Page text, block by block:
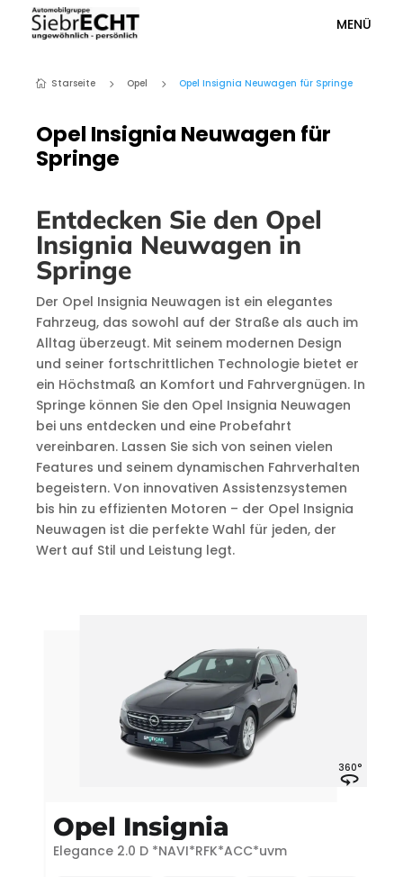
MENÜ
 Starseite 5 Opel 5 Opel Insignia Neuwagen für Springe
Opel Insignia Neuwagen für
Springe
Entdecken Sie den Opel
Insignia Neuwagen in
Springe
Der Opel Insignia Neuwagen ist ein elegantes
Fahrzeug, das sowohl auf der Straße als auch im
Alltag überzeugt. Mit seinem modernen Design
und seiner fortschrittlichen Technologie bietet er
ein Höchstmaß an Komfort und Fahrvergnügen. In
Springe können Sie den Opel Insignia Neuwagen
bei uns entdecken und eine Probefahrt
vereinbaren. Lassen Sie sich von seinen vielen
Features und seinem dynamischen Fahrverhalten
begeistern. Von innovativen Assistenzsystemen
bis hin zu effizienten Motoren – der Opel Insignia
Neuwagen ist die perfekte Wahl für jeden, der
Wert auf Stil und Leistung legt.
360°
Opel Insignia
Elegance 2.0 D *NAVI*RFK*ACC*uvm